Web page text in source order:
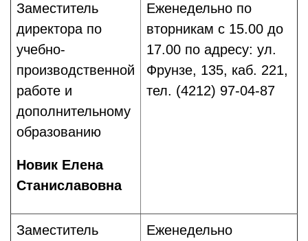
Заместитель
директора по
учебно-
производственной
работе и
дополнительному
образованию
Новик Елена
Станиславовна
Еженедельно по
вторникам с 15.00 до
17.00 по адресу: ул.
Фрунзе, 135, каб. 221,
тел. (4212) 97-04-87
Заместитель
Еженедельно